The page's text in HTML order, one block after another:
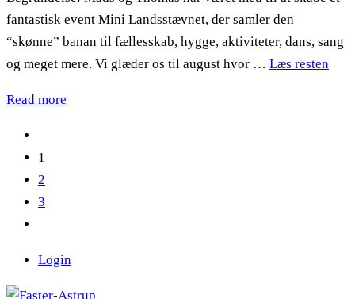
fantastisk event Mini Landsstævnet, der samler den
“skønne” banan til fællesskab, hygge, aktiviteter, dans, sang
og meget mere. Vi glæder os til august hvor … Læs resten
Read more
1
2
3
Login